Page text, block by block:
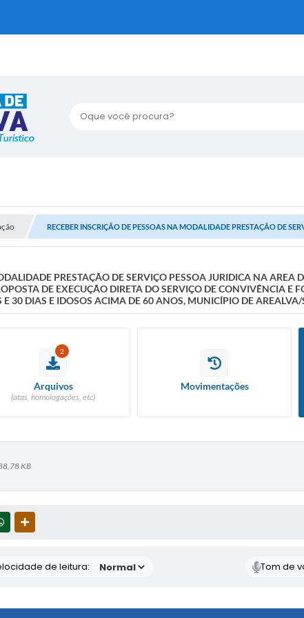
Oque você procura?
RECEBER INSCRIÇÃO DE PESSOAS NA MODALIDADE PRESTAÇÃO DE
PRESTAÇÃO DE SERVIÇO PESSOA JURIDICA NA AREA
DE EXECUÇÃO DIRETA DO SERVIÇO DE CONVIVÊNCIA E
30 DIAS E IDOSOS ACIMA DE 60 ANOS, MUNICÍPIO DE AREALVA/
2
Arquivos
(atas, homologações, etc)
Movimentações
KB
WHATSAPP
de leitura: Tom de